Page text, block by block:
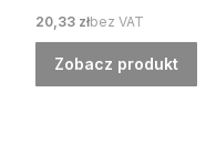
Cena
20,33 złbez VAT
Zobacz produkt